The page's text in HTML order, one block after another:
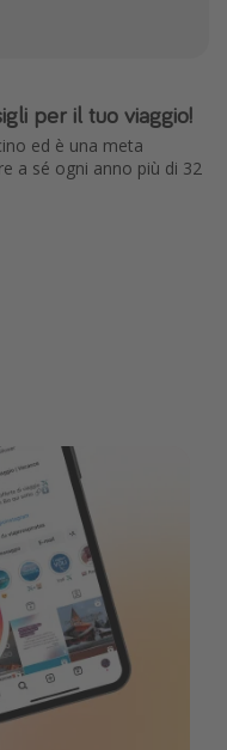
per il tuo viaggio!
ed è una meta
a sé ogni anno più di 32